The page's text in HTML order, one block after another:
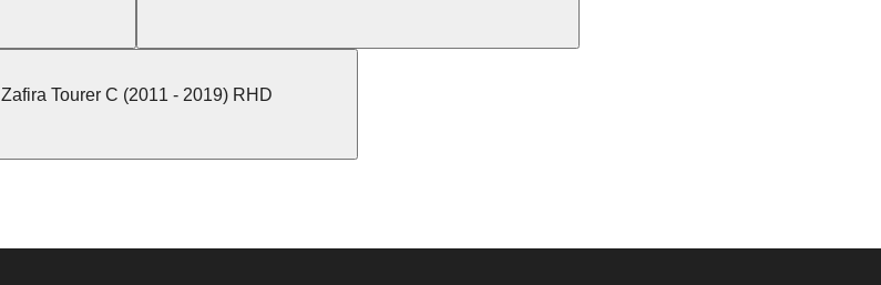
Zafira Tourer C (2011 - 2019) RHD